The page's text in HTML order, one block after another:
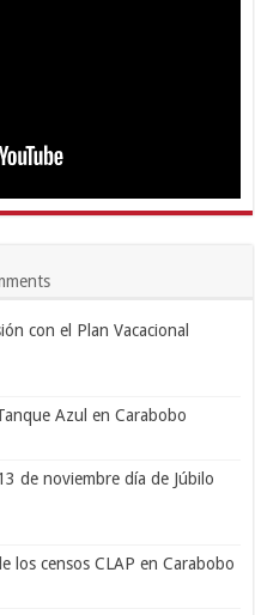
con el Plan Vacacional
Azul en Carabobo
de noviembre día de Júbilo
los censos CLAP en Carabobo